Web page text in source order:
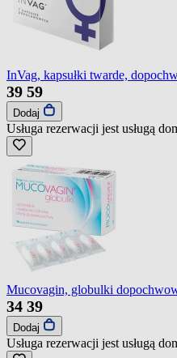
InVag, kapsułki twarde,
39 59
Dodaj
Usługa rezerwacji jest usługą
Mucovagin, globulki
34 39
Dodaj
Usługa rezerwacji jest usługą